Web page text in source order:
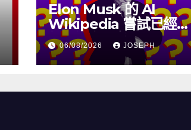
Elon Musk 的 AI
Wikipedia 嘗試已經幾
個月沒有更新了
06/08/2026 JOSEPH